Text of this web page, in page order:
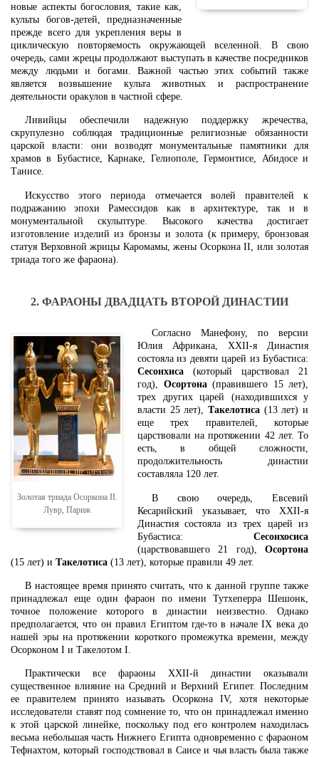
новые аспекты богословия, такие как,
культы богов-детей, предназначенные
прежде всего для укрепления веры в
циклическую повторяемость окружающей вселенной. В свою
очередь, сами жрецы продолжают выступать в качестве посредников
между людьми и богами. Важной частью этих событий также
является возвышение культа животных и распространение
деятельности оракулов в частной сфере.
Ливийцы обеспечили надежную поддержку жречества,
скрупулезно соблюдая традиционные религиозные обязанности
царской власти: они возводят монументальные памятники для
храмов в Бубастисе, Карнаке, Гелиополе, Гермонтисе, Абидосе и
Танисе.
Искусство этого периода отмечается волей правителей к
подражанию эпохи Рамессидов как в архитектуре, так и в
монументальной скульптуре. Высокого качества достигает
изготовление изделий из бронзы и золота (к примеру, бронзовая
статуя Верховной жрицы Каромамы, жены Осоркона II, или золотая
триада того же фараона).
2. ФАРАОНЫ ДВАДЦАТЬ ВТОРОЙ ДИНАСТИИ
Золотая триада Осоркона II.
Лувр, Париж
Согласно Манефону, по версии
Юлия Африкана, XXII-я Династия
состояла из девяти царей из Бубастиса:
Сесонхиса (который царствовал 21
год), Осортона(правившего 15 лет),
трех других царей (находившихся у
власти 25 лет), Такелотиса (13 лет) и
еще трех правителей, которые
царствовали на протяжении 42 лет. То
есть, в общей сложности,
продолжительность династии
составляла 120 лет.
В свою очередь, Евсевий
Кесарийский указывает, что XXII-я
Династия состояла из трех царей из
Бубастиса: Сесонхосиса
(царствовавшего 21 год), Осортона
(15 лет) и Такелотиса (13 лет), которые правили 49 лет.
В настоящее время принято считать, что к данной группе также
принадлежал еще один фараон по имени Тутхеперра Шешонк,
точное положение которого в династии неизвестно. Однако
предполагается, что он правил Египтом где-то в начале IX века до
нашей эры на протяжении короткого промежутка времени, между
Осорконом I и Такелотом I.
Практически все фараоны XXII-й династии оказывали
существенное влияние на Средний и Верхний Египет. Последним
ее правителем принято называть Осоркона IV, хотя некоторые
исследователи ставят под сомнение то, что он принадлежал именно
к этой царской линейке, поскольку под его контролем находилась
весьма небольшая часть Нижнего Египта одновременно с фараоном
Тефнахтом, который господствовал в Саисе и чья власть была также